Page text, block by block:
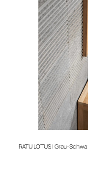
RATU LOTUS | Grau-